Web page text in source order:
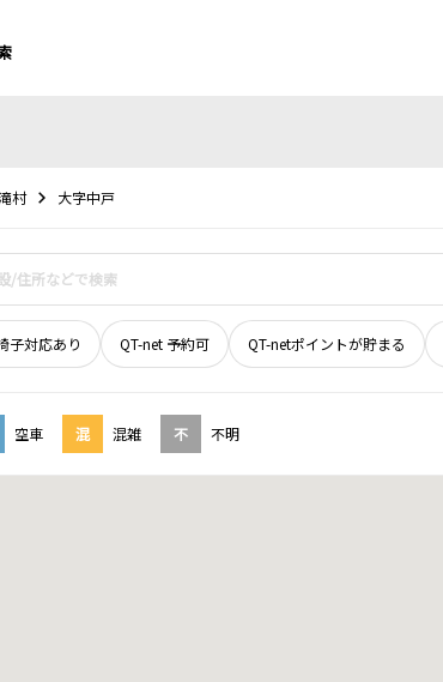
村 大字中戸
子対応あり QT-net 予約可 QT-netポイントが貯まる
空車 混 混雑 不 不明